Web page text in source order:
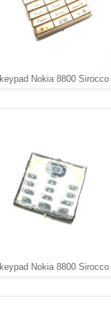
keypad Nokia 8800 Sirocco
keypad Nokia 8800 Sirocco